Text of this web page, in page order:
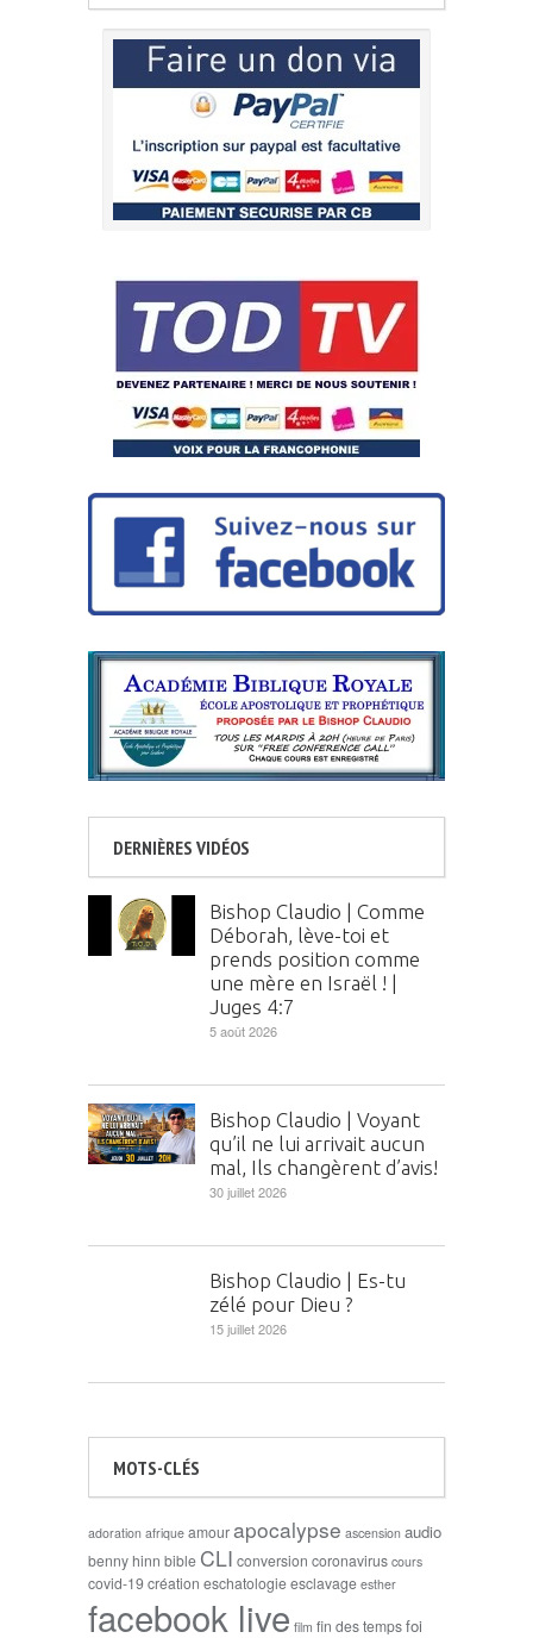
DERNIÈRES VIDÉOS
Bishop Claudio | Comme
Déborah, lève-toi et
prends position comme
une mère en Israël ! |
Juges 4:7
5 août 2026
Bishop Claudio | Voyant
qu’il ne lui arrivait aucun
mal, Ils changèrent d’avis!
30 juillet 2026
Bishop Claudio | Es-tu
zélé pour Dieu ?
15 juillet 2026
MOTS-CLÉS
adoration afrique amourapocalypse ascension audio
benny hinn bible CLI conversion coronavirus cours
covid-19création eschatologieesclavage esther
facebook live film fin des tempsfoi